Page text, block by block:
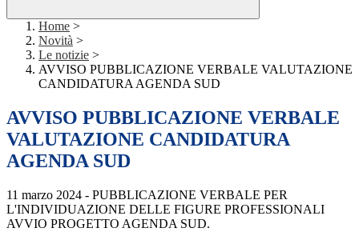
Home >
Novità >
Le notizie >
AVVISO PUBBLICAZIONE VERBALE VALUTAZIONE
CANDIDATURA AGENDA SUD
AVVISO PUBBLICAZIONE VERBALE
VALUTAZIONE CANDIDATURA
AGENDA SUD
11 marzo 2024 - PUBBLICAZIONE VERBALE PER
L'INDIVIDUAZIONE DELLE FIGURE PROFESSIONALI
AVVIO PROGETTO AGENDA SUD.